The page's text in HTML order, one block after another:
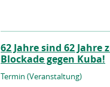
62 Jahre sind 62 Jahre
Blockade gegen Kuba!
Termin (Veranstaltung)